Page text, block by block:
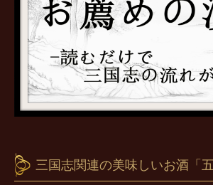
三国志関連の美味しいお酒「五